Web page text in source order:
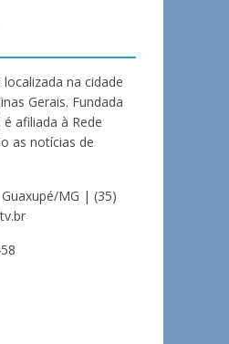
na cidade
Gerais. Fundada
afiliada à Rede
as notícias de
MG | (35)